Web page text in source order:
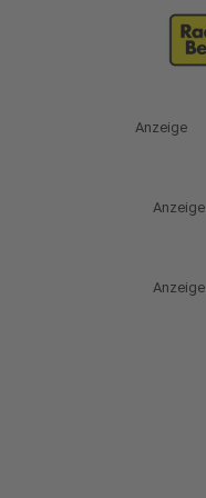
Anzeige
Anzeige
Anzeige